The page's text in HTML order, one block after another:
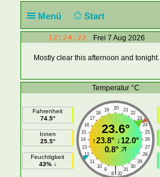
Menü Start
12:24:22 Frei 7 Aug 2026
Mostly clear this afternoon and tonight.
Temperatur °C
Fahrenheit
74.5°
Innen
25.5°
Feuchtigkeit
43% ↓
20
19 21
18
22
17
23
16
24
15
25
14
26
13
27
12
28
11
29
10
30
9 31
|
8 32
23.6°
↑23.8° ↓12.0°
0.8°